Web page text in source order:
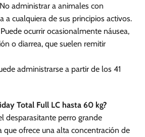
administrar a animales con
a cualquiera de sus principios activos.
ocurrir ocasionalmente náusea,
o diarrea, que suelen remitir
administrarse a partir de los 41
Total Full LC hasta 60 kg?
desparasitante perro grande
que ofrece una alta concentración de